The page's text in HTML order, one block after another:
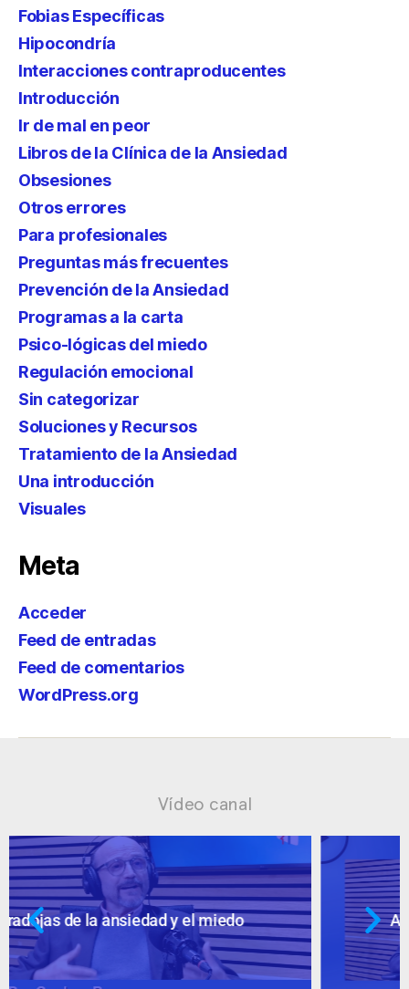
Fobias Específicas
Hipocondría
Interacciones contraproducentes
Introducción
Ir de mal en peor
Libros de la Clínica de la Ansiedad
Obsesiones
Otros errores
Para profesionales
Preguntas más frecuentes
Prevención de la Ansiedad
Programas a la carta
Psico-lógicas del miedo
Regulación emocional
Sin categorizar
Soluciones y Recursos
Tratamiento de la Ansiedad
Una introducción
Visuales
Meta
Acceder
Feed de entradas
Feed de comentarios
WordPress.org
Vídeo canal
Ansiedad: supuestos cuestionables